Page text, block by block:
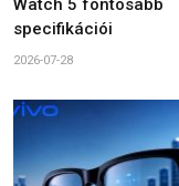
Watch 5 fontosabb
specifikációi
2026-07-28